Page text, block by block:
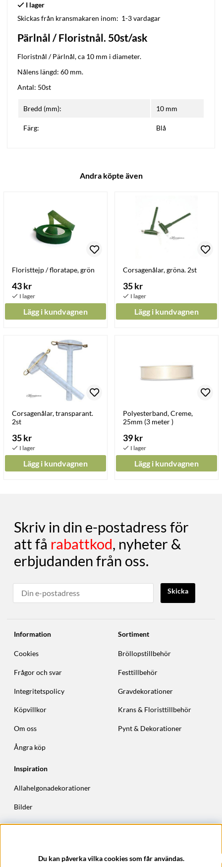
Skickas från kransmakaren inom: 1-3 vardagar
Pärlnål / Floristnål. 50st/ask
Floristnål / Pärlnål, ca 10 mm i diameter.
Nålens längd: 60 mm.
Antal: 50st
Bredd (mm): 10 mm
Färg: Blå
Andra köpte även
Floristtejp / floratape, grön
43 kr
Lägg i kundvagnen
Corsagenålar, gröna. 2st
35 kr
Lägg i kundvagnen
Corsagenålar, transparant.
2st
35 kr
Lägg i kundvagnen
Polyesterband, Creme,
25mm (3 meter )
39 kr
Lägg i kundvagnen
Skriv in din e-postadress för
att få rabattkod, nyheter &
erbjudanden från oss.
Skicka
Information
Cookies
Frågor och svar
Integritetspolicy
Köpvillkor
Om oss
Ångra köp
Sortiment
Bröllopstillbehör
Festtillbehör
Gravdekorationer
Krans & Floristtillbehör
Pynt & Dekorationer
Inspiration
Allahelgonadekorationer
Bilder
Höstkransar
Du kan påverka vilka cookies som får användas.